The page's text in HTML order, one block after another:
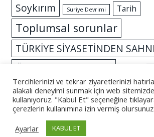
Soykırım Suriye Devrimi Tarih
Toplumsal sorunlar
TÜRKİYE SİYASETİNDEN
Özgürlük mücadelesi
© 2026 - Altüst
Tercihlerinizi ve tekrar ziyaretlerinizi
alakalı deneyimi sunmak için web
kullanıyoruz. "Kabul Et" seçeneğine
çerezlerin kullanımına izin vermiş olursunuz.
Ayarlar
KABUL ET